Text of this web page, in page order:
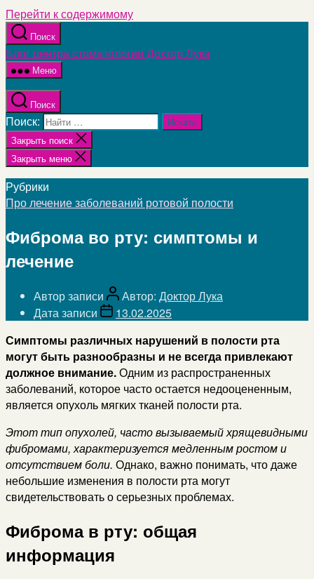
Перейти к содержимому
Поиск
Блог центра стоматологии Доктор Лука
Меню
Поиск
Поиск:
Закрыть поиск
Закрыть меню
Рубрики
Про лечение заболеваний ротовой полости
Фиброма во рту: симптомы и
лечение
Автор записи Автор: Доктор Лука
Дата записи
13.02.2025
Симптомы различных нарушений в полости рта
могут быть разнообразны и не всегда привлекают
должное внимание.Одним из распространенных
заболеваний, которое часто остается недооцененным,
является опухоль мягких тканей полости рта.
Этот тип опухолей, часто вызываемый хрящевидными
фибромами, характеризуется медленным ростом и
отсутствием боли. Однако, важно понимать, что даже
небольшие изменения в полости рта могут
свидетельствовать о серьезных проблемах.
Фиброма в рту: общая
информация